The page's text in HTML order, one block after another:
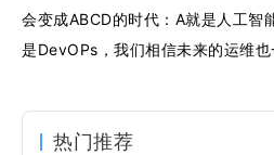
会变成ABCD的时代：A就是人工智
是DevOPs，我们相信未来的运维也
热门推荐